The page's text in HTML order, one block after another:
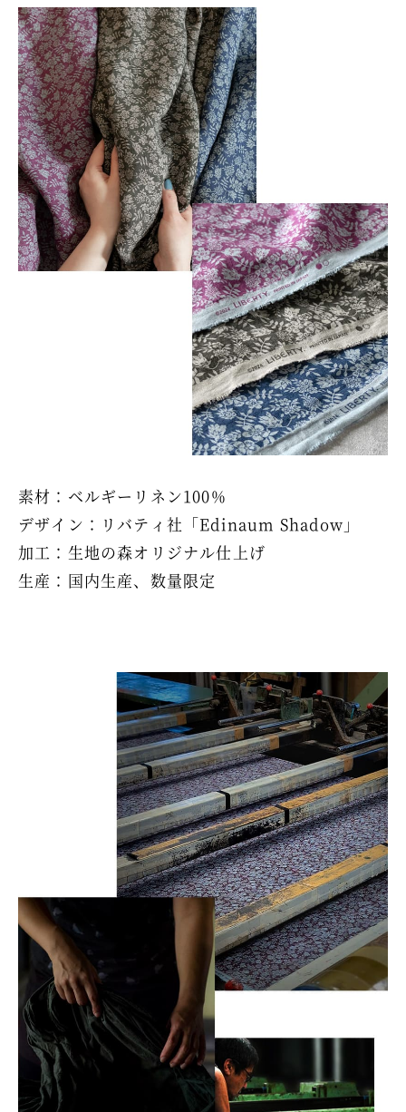
素材：ベルギーリネン100%
デザイン：リバティ社「Edinaum Shadow」
加工：生地の森オリジナル仕上げ
生産：国内生産、数量限定